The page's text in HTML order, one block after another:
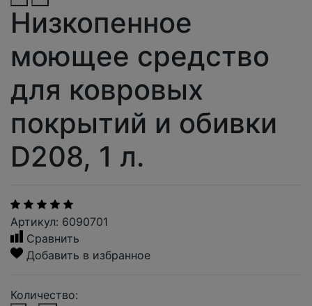
Низкопенное
моющее средство
для ковровых
покрытий и обивки
D208, 1 л.
Артикул: 6090701
Сравнить
Добавить в избранное
Количество: